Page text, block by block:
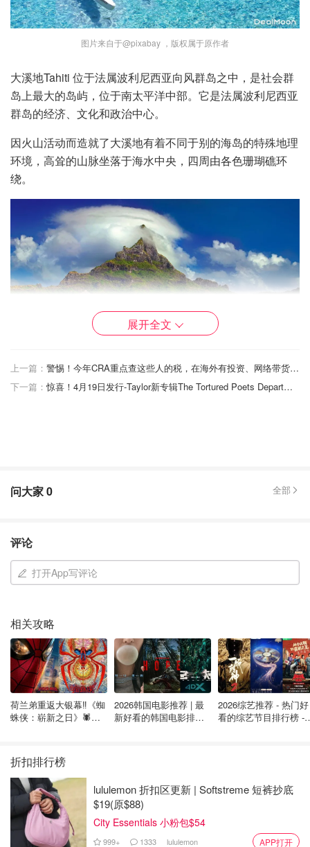
图片来自于@pixabay ，版权属于原作者
大溪地Tahiti 位于法属波利尼西亚向风群岛之中，是社会群
岛上最大的岛屿，位于南太平洋中部。它是法属波利尼西亚
群岛的经济、文化和政治中心。
因火山活动而造就了大溪地有着不同于别的海岛的特殊地理
环境，高耸的山脉坐落于海水中央，四周由各色珊瑚礁环
绕。
远扬~无论是情侣or夫妻，朋友or家人要一起旅游都非常适
马尔代夫是南亚的一个群岛国家，由包含了26个环礁的约
1,192座珊瑚礁岛组成，其中有许多岛屿被开辟为观光区，
坐落不同风格的度假酒店，这些度假酒店由一个个各具特色
的水中木屋组成，打开房门即是一望无际的绝美海景。
展开全文
上一篇：
警惕！今年CRA重点查这些人的税，在海外有投资、网络带货、炒房等要小心！
下一篇：
惊喜！4月19日发行-Taylor新专辑The Tortured Poets Department竟然是双专辑！！
问大家0 全部
评论
打开App写评论
相关攻略
荷兰弟重返大银幕‼️《蜘
蛛侠：崭新之日》🕷️北
2026韩国电影推荐 | 最
新好看的韩国电影排行
2026综艺推荐 - 热门好
看的综艺节目排行榜 -
折扣排行榜
lululemon 折扣区更新 | Softstreme 短裤抄底
$19(原$88)
City Essentials 小粉包$54
999+ 1333 lululemon APP打开